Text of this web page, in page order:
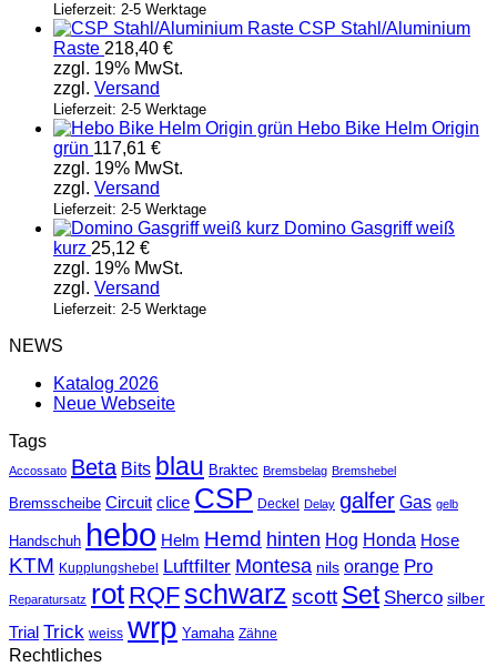
Lieferzeit: 2-5 Werktage
CSP Stahl/Aluminium
Raste 218,40 €
zzgl. 19% MwSt.
zzgl. Versand
Lieferzeit: 2-5 Werktage
Hebo Bike Helm Origin
grün 117,61 €
zzgl. 19% MwSt.
zzgl. Versand
Lieferzeit: 2-5 Werktage
Domino Gasgriff weiß
kurz 25,12 €
zzgl. 19% MwSt.
zzgl. Versand
Lieferzeit: 2-5 Werktage
NEWS
Katalog 2026
Neue Webseite
Tags
Accossato Beta Bits blau Braktec Bremsbelag Bremshebel
Bremsscheibe Circuit clice CSP Deckel Delay galfer Gas gelb
Handschuh hebo Helm Hemd hinten Hog Honda Hose
KTM Kupplungshebel Luftfilter Montesa nils orange Pro
Reparatursatz rot RQF schwarz scott Set Sherco silber
Trial Trick weiss wrp Yamaha Zähne
Rechtliches